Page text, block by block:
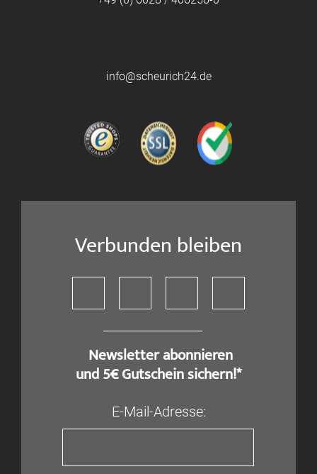
info@scheurich24.de
Verbunden bleiben
​ Newsletter abonnieren
und 5€ Gutschein sichern!*
E-Mail-Adresse: